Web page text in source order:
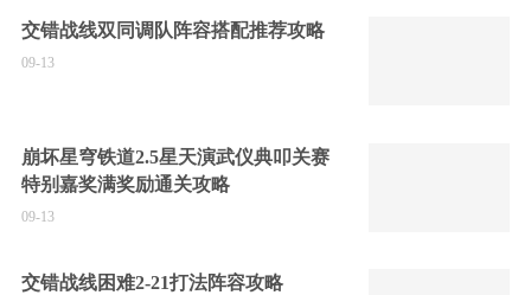
交错战线双同调队阵容搭配推荐攻略
09-13
崩坏星穹铁道2.5星天演武仪典叩关赛
特别嘉奖满奖励通关攻略
09-13
交错战线困难2-21打法阵容攻略